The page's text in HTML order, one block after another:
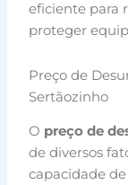
eficiente para
proteger
Preço de
Sertãozinho
O preço de
de diversos
capacidade